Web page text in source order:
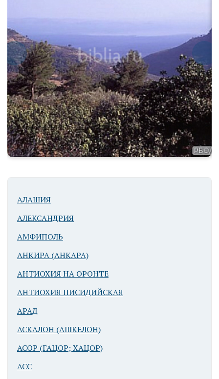
АЛАШИЯ
АЛЕКСАНДРИЯ
АМФИПОЛЬ
АНКИРА (АНКАРА)
АНТИОХИЯ НА ОРОНТЕ
АНТИОХИЯ ПИСИДИЙСКАЯ
АРАД
АСКАЛОН (АШКЕЛОН)
АСОР (ГАЦОР; ХАЦОР)
АСС